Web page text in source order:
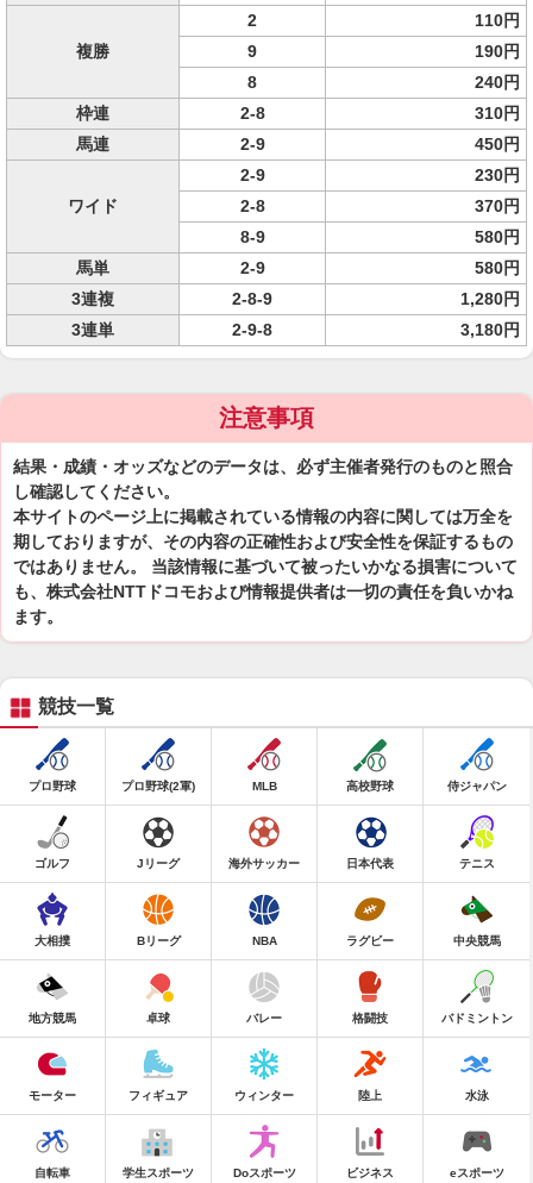
複勝
2
110円
9
190円
8
240円
枠連
2-8
310円
馬連
2-9 450円
ワイド
2-9
230円
2-8
370円
8-9
580円
馬単
2-9
580円
3連複
2-8-9
1,280円
3連単
2-9-8 3,180円
注意事項
結果・成績・オッズなどのデータは、必ず主催者発行のものと照合
し確認してください。
本サイトのページ上に掲載されている情報の内容に関しては万全を
期しておりますが、その内容の正確性および安全性を保証するもの
ではありません。 当該情報に基づいて被ったいかなる損害について
も、株式会社NTTドコモおよび情報提供者は一切の責任を負いかね
ます。
競技一覧
プロ野球 プロ野球(2軍) MLB 高校野球 侍ジャパン
ゴルフ Jリーグ 海外サッカー 日本代表 テニス
大相撲 Bリーグ NBA ラグビー 中央競馬
地方競馬 卓球 バレー 格闘技 バドミントン
モーター フィギュア ウィンター 陸上 水泳
自転車 学生スポーツ Doスポーツ ビジネス eスポーツ